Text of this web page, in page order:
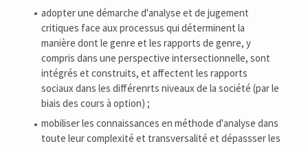
adopter une démarche d'analyse et de jugement
critiques face aux processus qui déterminent la
manière dont le genre et les rapports de genre, y
compris dans une perspective intersectionnelle, sont
intégrés et construits, et affectent les rapports
sociaux dans les différenrts niveaux de la société (par le
biais des cours à option) ;
mobiliser les connaissances en méthode d'analyse dans
toute leur complexité et transversalité et dépassser les